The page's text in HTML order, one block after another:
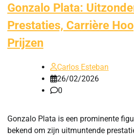
Gonzalo Plata:
Prestaties, Carrière
Prijzen
Carlos Esteban
26/02/2026
0
Gonzalo Plata is een prominente
bekend om zijn uitmuntende